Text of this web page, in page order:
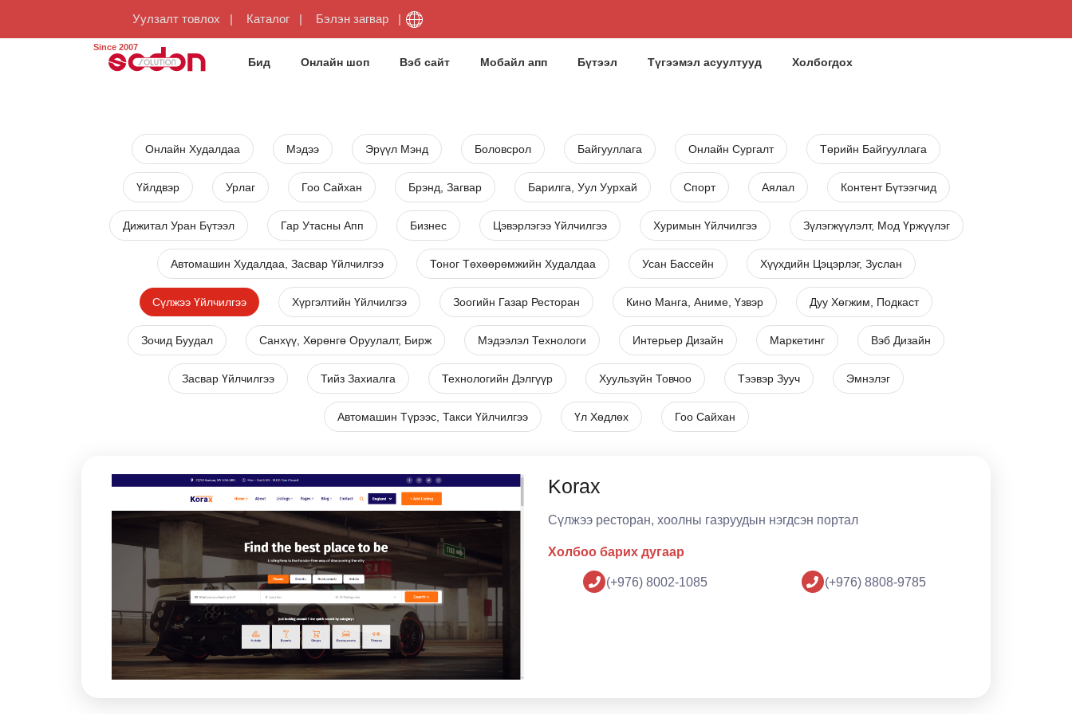
Уулзалт товлох Каталог Бэлэн загвар
Since 2007
Бид Онлайн шоп Вэб сайт Мобайл апп Бүтээл Түгээмэл асуултууд Холбогдох
Онлайн Худалдаа Мэдээ Эрүүл Мэнд Боловсрол Байгууллага Онлайн Сургалт Төрийн Байгууллага
Үйлдвэр Урлаг Гоо Сайхан Брэнд, Загвар Барилга, Уул Уурхай Спорт Аялал Контент Бүтээгчид
Дижитал Уран Бүтээл Гар Утасны Апп Бизнес Цэвэрлэгээ Үйлчилгээ Хуримын Үйлчилгээ Зүлэгжүүлэлт, Мод Үржүүлэг
Автомашин Худалдаа, Засвар Үйлчилгээ Тоног Төхөөрөмжийн Худалдаа Усан Бассейн Хүүхдийн Цэцэрлэг, Зуслан
Сүлжээ Үйлчилгээ Хүргэлтийн Үйлчилгээ Зоогийн Газар Ресторан Кино Манга, Аниме, Үзвэр Дуу Хөгжим, Подкаст
Зочид Буудал Санхүү, Хөрөнгө Оруулалт, Бирж Мэдээлэл Технологи Интерьер Дизайн Маркетинг Вэб Дизайн
Засвар Үйлчилгээ Тийз Захиалга Технологийн Дэлгүүр Хуульзүйн Товчоо Тээвэр Зууч Эмнэлэг
Автомашин Түрээс, Такси Үйлчилгээ Үл Хөдлөх Гоо Сайхан
Korax
Сүлжээ ресторан, хоолны газруудын нэгдсэн портал
Холбоо барих дугаар
(+976) 8002-1085 (+976) 8808-9785